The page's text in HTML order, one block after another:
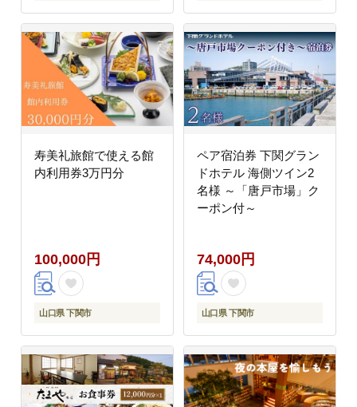
寿美礼旅館で使える館
内利用券3万円分
100,000円
山口県 下関市
ペア宿泊券 下関グラン
ドホテル 海側ツイン2
名様 ～「唐戸市場」ク
ーポン付～
74,000円
山口県 下関市